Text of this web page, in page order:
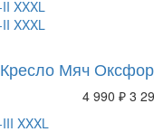
Кресло Мяч
4 990 ₽ 3